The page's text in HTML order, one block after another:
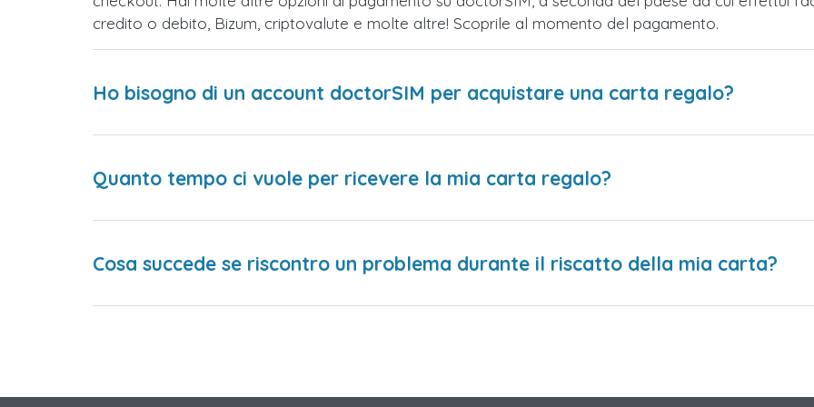
credito o debito, Bizum, criptovalute e molte altre! Scoprile al momento del pagamento.
Ho bisogno di un account doctorSIM per acquistare una carta regalo?
Quanto tempo ci vuole per ricevere la mia carta regalo?
Cosa succede se riscontro un problema durante il riscatto della mia carta?